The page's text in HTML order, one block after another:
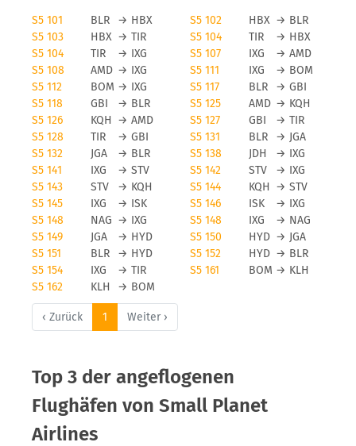
S5 101 BLR → HBX S5 102 HBX → BLR
S5 103
HBX → TIR S5 104 TIR → HBX
S5 104
TIR → IXG S5 107 IXG → AMD
S5 108
AMD → IXG S5 111 IXG → BOM
S5 112
BOM → IXG S5 117 BLR → GBI
S5 118
GBI → BLR S5 125 AMD → KQH
S5 126
KQH → AMD S5 127 GBI → TIR
S5 128
TIR → GBI S5 131 BLR → JGA
S5 132
JGA → BLR S5 138 JDH → IXG
S5 141
IXG → STV S5 142 STV → IXG
S5 143
STV → KQH S5 144 KQH → STV
S5 145
IXG → ISK S5 146 ISK → IXG
S5 148
NAG → IXG S5 148 IXG → NAG
S5 149
JGA → HYD S5 150 HYD → JGA
S5 151
BLR → HYD S5 152 HYD → BLR
S5 154
IXG → TIR S5 161 BOM → KLH
S5 162
KLH → BOM
‹ Zurück 1 Weiter ›
Top 3 der angeflogenen
Flughäfen von Small Planet
Airlines